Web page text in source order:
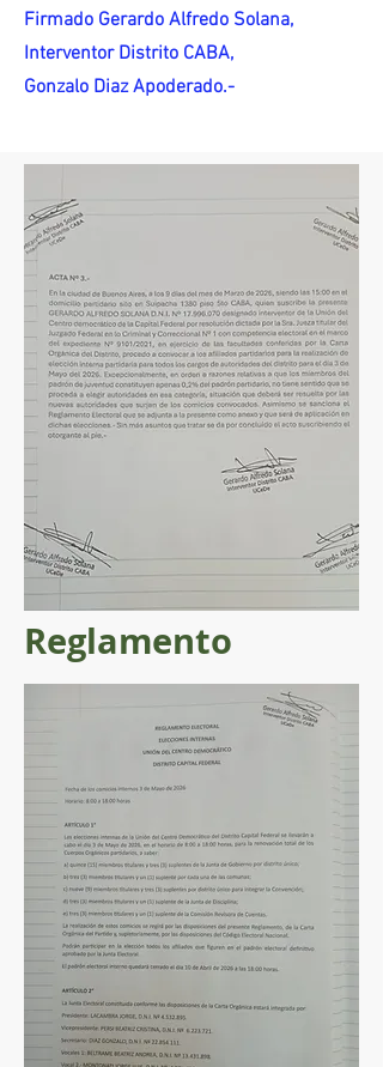
Firmado Gerardo Alfredo Solana,
Interventor Distrito CABA,
Gonzalo Diaz Apoderado.-
Reglamento